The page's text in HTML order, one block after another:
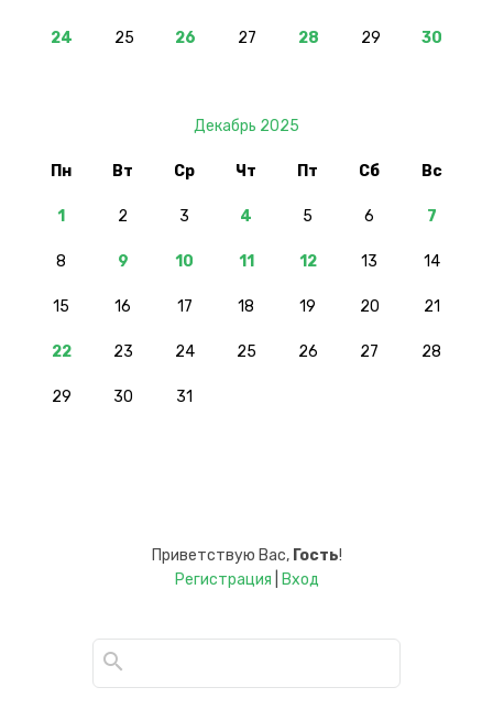
24 25 26 27 28 29 30
Декабрь 2025
Пн Вт Ср Чт Пт Сб Вс
1 2 3 4 5 6 7
8 9 10 11 12 13 14
15 16 17 18 19 20 21
22 23 24 25 26 27 28
29 30 31
Приветствую Вас, Гость!
Регистрация
Вход